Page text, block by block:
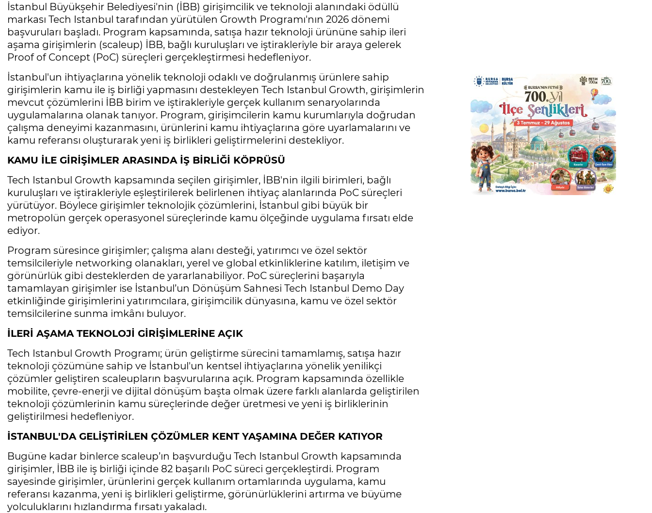
İstanbul Büyükşehir Belediyesi'nin (İBB) girişimcilik ve teknoloji alanındaki ödüllü
markası Tech Istanbul tarafından yürütülen Growth Programı'nın 2026 dönemi
başvuruları başladı. Program kapsamında, satışa hazır teknoloji ürününe sahip ileri
aşama girişimlerin (scaleup) İBB, bağlı kuruluşları ve iştirakleriyle bir araya gelerek
Proof of Concept (PoC) süreçleri gerçekleştirmesi hedefleniyor.
İstanbul'un ihtiyaçlarına yönelik teknoloji odaklı ve doğrulanmış ürünlere sahip
girişimlerin kamu ile iş birliği yapmasını destekleyen Tech Istanbul Growth, girişimlerin
mevcut çözümlerini İBB birim ve iştirakleriyle gerçek kullanım senaryolarında
uygulamalarına olanak tanıyor. Program, girişimcilerin kamu kurumlarıyla doğrudan
çalışma deneyimi kazanmasını, ürünlerini kamu ihtiyaçlarına göre uyarlamalarını ve
kamu referansı oluşturarak yeni iş birlikleri geliştirmelerini destekliyor.
KAMU İLE GİRİŞİMLER ARASINDA İŞ BİRLİĞİ KÖPRÜSÜ
Tech Istanbul Growth kapsamında seçilen girişimler, İBB'nin ilgili birimleri, bağlı
kuruluşları ve iştirakleriyle eşleştirilerek belirlenen ihtiyaç alanlarında PoC süreçleri
yürütüyor. Böylece girişimler teknolojik çözümlerini, İstanbul gibi büyük bir
metropolün gerçek operasyonel süreçlerinde kamu ölçeğinde uygulama fırsatı elde
ediyor.
Program süresince girişimler; çalışma alanı desteği, yatırımcı ve özel sektör
temsilcileriyle networking olanakları, yerel ve global etkinliklerine katılım, iletişim ve
görünürlük gibi desteklerden de yararlanabiliyor. PoC süreçlerini başarıyla
tamamlayan girişimler ise İstanbul’un Dönüşüm Sahnesi Tech Istanbul Demo Day
etkinliğinde girişimlerini yatırımcılara, girişimcilik dünyasına, kamu ve özel sektör
temsilcilerine sunma imkânı buluyor.
İLERİ AŞAMA TEKNOLOJİ GİRİŞİMLERİNE AÇIK
Tech Istanbul Growth Programı; ürün geliştirme sürecini tamamlamış, satışa hazır
teknoloji çözümüne sahip ve İstanbul'un kentsel ihtiyaçlarına yönelik yenilikçi
çözümler geliştiren scaleupların başvurularına açık. Program kapsamında özellikle
mobilite, çevre-enerji ve dijital dönüşüm başta olmak üzere farklı alanlarda geliştirilen
teknoloji çözümlerinin kamu süreçlerinde değer üretmesi ve yeni iş birliklerinin
geliştirilmesi hedefleniyor.
İSTANBUL'DA GELİŞTİRİLEN ÇÖZÜMLER KENT YAŞAMINA DEĞER KATIYOR
Bugüne kadar binlerce scaleup’ın başvurduğu Tech Istanbul Growth kapsamında
girişimler, İBB ile iş birliği içinde 82 başarılı PoC süreci gerçekleştirdi. Program
sayesinde girişimler, ürünlerini gerçek kullanım ortamlarında uygulama, kamu
referansı kazanma, yeni iş birlikleri geliştirme, görünürlüklerini artırma ve büyüme
yolculuklarını hızlandırma fırsatı yakaladı.